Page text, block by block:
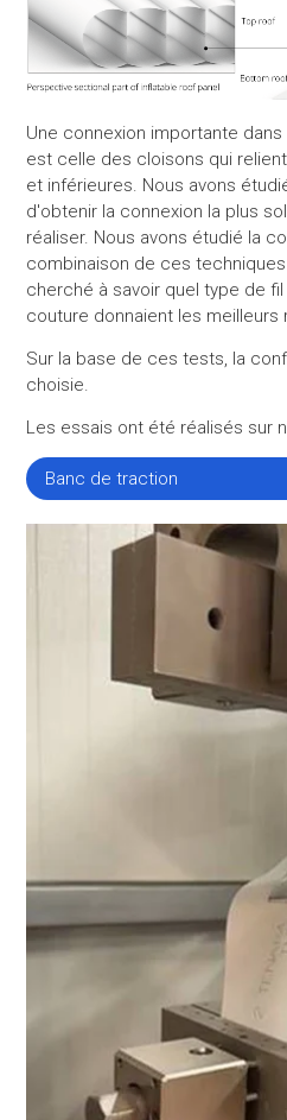
Une connexion importante
est celle des cloisons qui
et inférieures. Nous avons
d'obtenir la connexion la plus
réaliser. Nous avons étudié la
combinaison de ces
cherché à savoir quel type de
couture donnaient les meilleurs
Sur la base de ces tests, la
choisie.
Les essais ont été réalisés sur
Banc de traction